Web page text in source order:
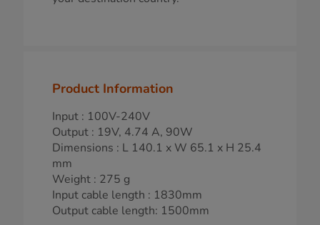
Product Information
Input : 100V-240V
Output : 19V, 4.74 A, 90W
Dimensions : L 140.1 x W 65.1 x H 25.4
mm
Weight : 275 g
Input cable length : 1830mm
Output cable length: 1500mm